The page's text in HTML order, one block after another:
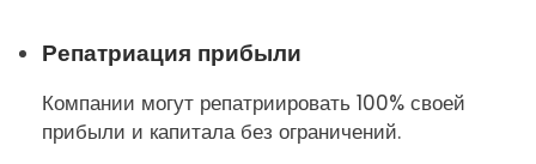
Репатриация прибыли
Компании могут репатриировать 100% своей
прибыли и капитала без ограничений.